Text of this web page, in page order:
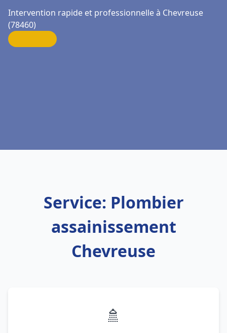
Intervention rapide et professionnelle à Chevreuse
(78460)
Service: Plombier
assainissement
Chevreuse
🚿